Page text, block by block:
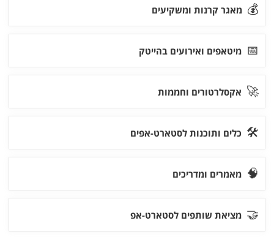
💰 מאגר קרנות ומשקיעים
📅 מיטאפים ואירועים בהייטק
🚀 אקסלרטורים וחממות
🛠 כלים ותוכנות לסטארט-אפים
🧠 מאמרים ומדריכים
🤝 מציאת שותפים לסטארט-אפ